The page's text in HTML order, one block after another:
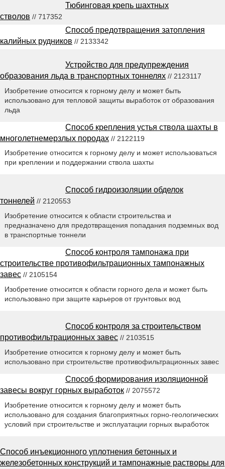
Тюбинговая крепь шахтных
стволов // 717352
Способ предотвращения затопления
калийных рудников // 2133342
Устройство для предупреждения
образования льда в транспортных тоннелях // 2123117
Изобретение относится к горному делу и может быть
использовано для тепловой защиты выработок от образования
льда
Способ крепления устья ствола шахты в
многолетнемерзлых породах // 2122119
Изобретение относится к горному делу и может использоваться
при креплении и поддержании ствола шахты
Способ гидроизоляции обделок
тоннелей // 2120553
Изобретение относится к области строительства и
предназначено для предотвращения попадания подземных вод
в транспортные тоннели
Способ контроля тампонажа при
строительстве противофильтрационных тампонажных
завес // 2105154
Изобретение относится к области горного дела и может быть
использовано при защите карьеров от грунтовых вод
Способ контроля за строительством
противофильтрационных завес // 2103515
Изобретение относится к горному делу и может быть
использовано при строительстве противофильтрационных завес
Способ формирования изоляционной
завесы вокруг горных выработок // 2075572
Изобретение относится к горному делу и может быть
использовано для создания благоприятных горно-геологических
условий при строительстве и эксплуатации горных выработок
Способ инъекционного уплотнения бетонных и
железобетонных конструкций и тампонажные растворы для